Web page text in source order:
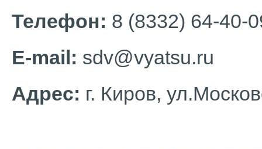
Телефон: 8 (8332) 64-40-
E-mail: sdv@vyatsu.ru
Адрес: г. Киров,